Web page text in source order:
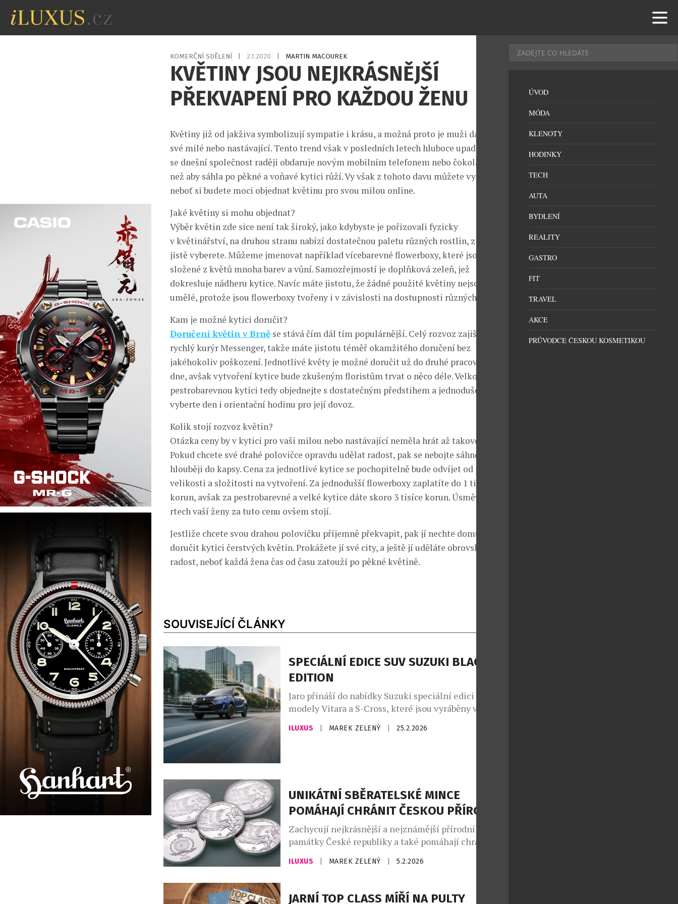
KOMERČNÍ SDĚLENÍ 2.1.2020 MARTIN MACOUREK
KVĚTINY JSOU NEJKRÁSNĚJŠÍ
PŘEKVAPENÍ PRO KAŽDOU ŽENU
Květiny již od jakživa symbolizují sympatie i krásu, a možná proto je muži dávají
své milé nebo nastávající. Tento trend však v posledních letech hluboce upadá, neboť
se dnešní společnost raději obdaruje novým mobilním telefonem nebo čokoládou,
než aby sáhla po pěkné a voňavé kytici růží. Vy však z tohoto davu můžete vyčnívat,
neboť si budete moci objednat květinu pro svou milou online.
Jaké květiny si mohu objednat?
Výběr květin zde sice není tak široký, jako kdybyste je pořizovali fyzicky
v květinářství, na druhou stranu nabízí dostatečnou paletu různých rostlin, z nichž si
jistě vyberete. Můžeme jmenovat například vícebarevné flowerboxy, které jsou
složené z květů mnoha barev a vůní. Samozřejmostí je doplňková zeleň, jež
dokresluje nádheru kytice. Navíc máte jistotu, že žádné použité květiny nejsou
umělé, protože jsou flowerboxy tvořeny i v závislosti na dostupnosti různých rostlin.
Kam je možné kytici doručit?
Doručení květin v Brněse stává čím dál tím populárnější. Celý rozvoz zajišťuje
rychlý kurýr Messenger, takže máte jistotu téměř okamžitého doručení bez
jakéhokoliv poškození. Jednotlivé květy je možné doručit už do druhé pracovního
dne, avšak vytvoření kytice bude zkušeným floristům trvat o něco déle. Velkou a
pestrobarevnou kytici tedy objednejte s dostatečným předstihem a jednoduše si
vyberte den i orientační hodinu pro její dovoz.
Kolik stojí rozvoz květin?
Otázka ceny by v kytici pro vaši milou nebo nastávající neměla hrát až takovou roli.
Pokud chcete své drahé polovičce opravdu udělat radost, pak se nebojte sáhnout
hlouběji do kapsy. Cena za jednotlivé kytice se pochopitelně bude odvíjet od jejich
velikosti a složitosti na vytvoření. Za jednodušší flowerboxy zaplatíte do 1 tisíce
korun, avšak za pestrobarevné a velké kytice dáte skoro 3 tisíce korun. Úsměv na
rtech vaší ženy za tuto cenu ovšem stojí.
Jestliže chcete svou drahou polovičku příjemně překvapit, pak jí nechte domů
doručit kytici čerstvých květin. Prokážete jí své city, a ještě jí uděláte obrovskou
radost, neboť každá žena čas od času zatouží po pěkné květině.
SOUVISEJÍCÍ ČLÁNKY
SPECIÁLNÍ EDICE SUV SUZUKI BLACK
EDITION
Jaro přináší do nabídky Suzuki speciální edici pro
modely Vitara a S-Cross, které jsou vyráběny v
nejvyššího výbavového stupně Elegance. Za stávající
ILUXUS MAREK ZELENÝ 25.2.2026
UNIKÁTNÍ SBĚRATELSKÉ MINCE
POMÁHAJÍ CHRÁNIT ČESKOU PŘÍRODU
Zachycují nejkrásnější a nejznámější přírodní
památky České republiky a také pomáhají chránit
tak nabízí mnohem víc než jen sběratelský unikát.
na mincích. Tuzemská společnost Golden Gate svou
ILUXUS MAREK ZELENÝ 5.2.2026
JARNÍ TOP CLASS MÍŘÍ NA PULTY
ÚVOD
MÓDA
KLENOTY
HODINKY
TECH
AUTA
BYDLENÍ
REALITY
GASTRO
FIT
TRAVEL
AKCE
PRŮVODCE ČESKOU KOSMETIKOU